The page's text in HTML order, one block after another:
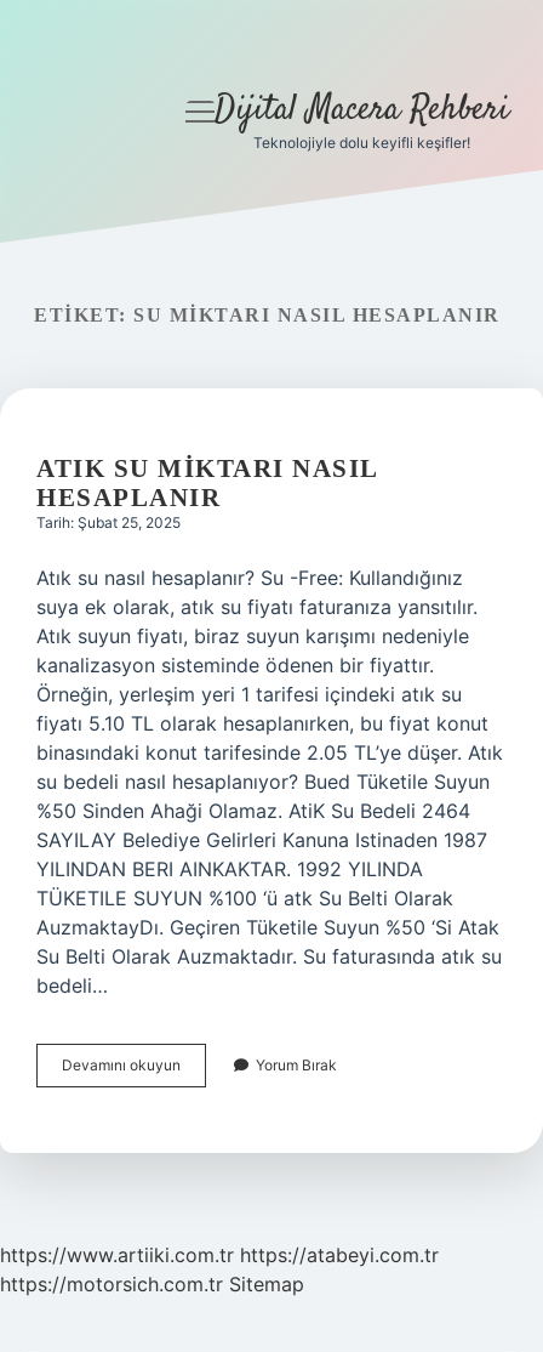
Gizlilik Politikası
menüyü
Dijital Macera Rehberi
Teknolojiyle dolu keyifli keşifler!
ETIKET: SU MIKTARI NASIL HESAPLANIR
ATIK SU MIKTARI NASIL
HESAPLANIR
Tarih: Şubat 25, 2025
Atık su nasıl hesaplanır? Su -Free: Kullandığınız
suya ek olarak, atık su fiyatı faturanıza yansıtılır.
Atık suyun fiyatı, biraz suyun karışımı nedeniyle
kanalizasyon sisteminde ödenen bir fiyattır.
Örneğin, yerleşim yeri 1 tarifesi içindeki atık su
fiyatı 5.10 TL olarak hesaplanırken, bu fiyat konut
binasındaki konut tarifesinde 2.05 TL’ye düşer. Atık
su bedeli nasıl hesaplanıyor? Bued Tüketile Suyun
%50 Sinden Ahaği Olamaz. AtiK Su Bedeli 2464
SAYILAY Belediye Gelirleri Kanuna Istinaden 1987
YILINDAN BERI AINKAKTAR. 1992 YILINDA
TÜKETILE SUYUN %100 ‘ü atk Su Belti Olarak
AuzmaktayDı. Geçiren Tüketile Suyun %50 ‘Si Atak
Su Belti Olarak Auzmaktadır. Su faturasında atık su
bedeli…
Devamını okuyun
Su
Hesaplanır
Yorum Bırak
https://www.artiiki.com.tr https://atabeyi.com.tr
https://motorsich.com.tr Sitemap